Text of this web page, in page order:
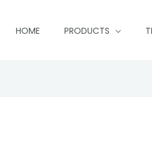
HOME PRODUCTS